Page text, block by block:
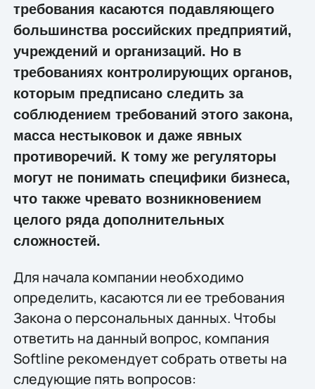
требования касаются подавляющего
большинства российских предприятий,
учреждений и организаций. Но в
требованиях контролирующих органов,
которым предписано следить за
соблюдением требований этого закона,
масса нестыковок и даже явных
противоречий. К тому же регуляторы
могут не понимать специфики бизнеса,
что также чревато возникновением
целого ряда дополнительных
сложностей.
Для начала компании необходимо
определить, касаются ли ее требования
Закона о персональных данных. Чтобы
ответить на данный вопрос, компания
Softline рекомендует собрать ответы на
следующие пять вопросов: